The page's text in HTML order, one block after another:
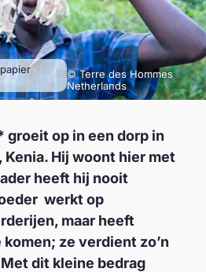
© Terre des Hommes
Netherlands
groeit op in een dorp in
Kenia. Hij woont hier met
heeft hij nooit
werkt op
maar heeft
ze verdient zo’n
dit kleine bedrag